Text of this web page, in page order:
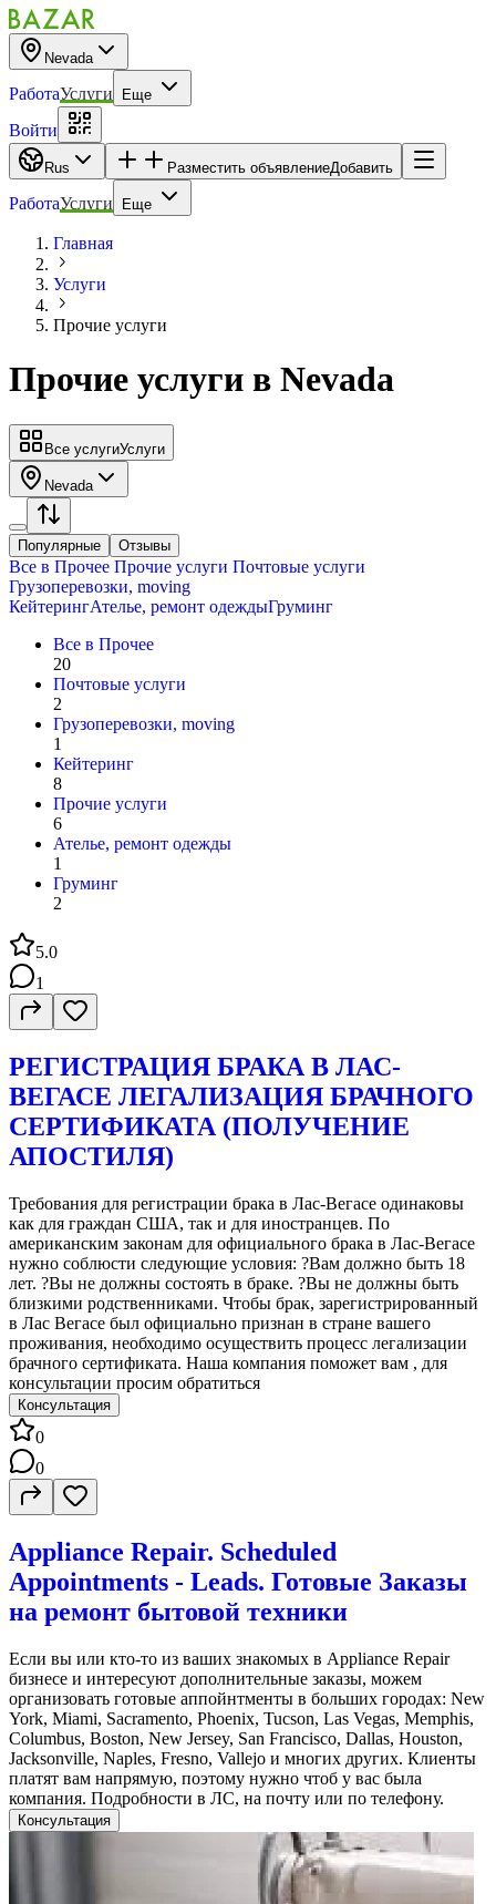
Nevada
РаботаУслуги Еще
Войти
Rus Разместить объявлениеДобавить
РаботаУслуги Еще
Главная
Услуги
Прочие услуги
Прочие услуги в Nevada
Все услугиУслуги
Nevada
Популярные Отзывы
Все в Прочее Прочие услуги Почтовые услуги
Грузоперевозки, moving
КейтерингАтелье, ремонт одеждыГруминг
Все в Прочее
20
Почтовые услуги
2
Грузоперевозки, moving
1
Кейтеринг
8
Прочие услуги
6
Ателье, ремонт одежды
1
Груминг
2
5.0
1
РЕГИСТРАЦИЯ БРАКА В ЛАС-
ВЕГАСЕ ЛЕГАЛИЗАЦИЯ БРАЧНОГО
СЕРТИФИКАТА (ПОЛУЧЕНИЕ
АПОСТИЛЯ)
Требования для регистрации брака в Лас-Вегасе одинаковы
как для граждан США, так и для иностранцев. По
американским законам для официального брака в Лас-Вегасе
нужно соблюсти следующие условия: ?Вам должно быть 18
лет. ?Вы не должны состоять в браке. ?Вы не должны быть
близкими родственниками. Чтобы брак, зарегистрированный
в Лас Вегасе был официально признан в стране вашего
проживания, необходимо осуществить процесс легализации
брачного сертификата. Наша компания поможет вам , для
консультации просим обратиться
Консультация
0
0
Appliance Repair. Scheduled
Appointments - Leads. Готовые Заказы
на ремонт бытовой техники
Если вы или кто-то из ваших знакомых в Appliance Repair
бизнесе и интересуют дополнительные заказы, можем
организовать готовые аппойнтменты в больших городах: New
York, Miami, Sacramento, Phoenix, Tucson, Las Vegas, Memphis,
Columbus, Boston, New Jersey, San Francisco, Dallas, Houston,
Jacksonville, Naples, Fresno, Vallejo и многих других. Клиенты
платят вам напрямую, поэтому нужно чтоб у вас была
компания. Подробности в ЛС, на почту или по телефону.
Консультация